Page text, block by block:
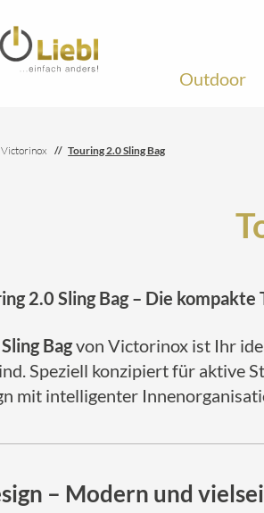
Outdoor
Victorinox Touring 2.0 Sling Bag
2.0 Sling Bag – Die kompakte
Bagvon Victorinox ist Ihr
Speziell konzipiert für aktive
mit intelligenter
– Modern und